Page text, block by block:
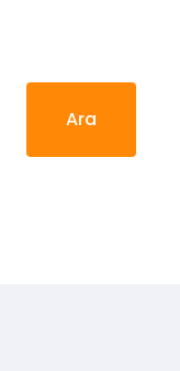
Ara